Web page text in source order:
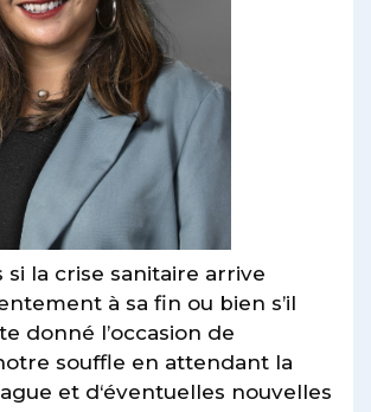
si la crise sanitaire arrive
à sa fin ou bien s’il
donné l’occasion de
souffle en attendant la
et d‘éventuelles nouvelles